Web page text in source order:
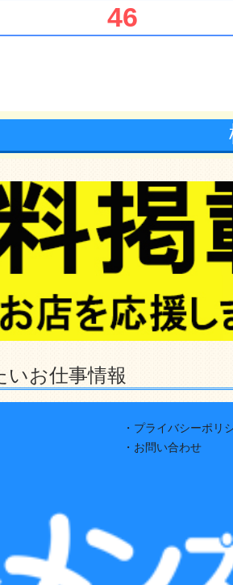
46
いお仕事情報
・プライバシーポリ
・お問い合わせ